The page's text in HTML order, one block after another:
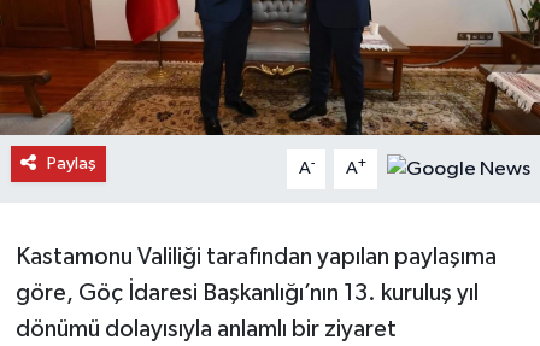
Paylaş A- A+
Kastamonu Valiliği tarafından yapılan paylaşıma
göre, Göç İdaresi Başkanlığı’nın 13. kuruluş yıl
dönümü dolayısıyla anlamlı bir ziyaret
Doğanyurt Haberleri
Hanönü Haberleri
İhsangazi Haberleri
Küre Haberleri